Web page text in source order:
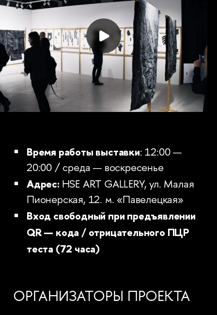
Время работы выставки: 12:00 —
20:00 / среда — воскресенье
Адрес: HSE ART GALLERY, ул. Малая
Пионерская, 12. м. «Павелецкая»
Вход свободный при предъявлении
QR — кода / отрицательного ПЦР
теста (72 часа)
ОРГАНИЗАТОРЫ ПРОЕКТА